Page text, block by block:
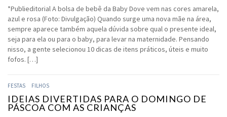
*Publieditorial A bolsa de bebê da Baby Dove vem nas cores amarela,
azul e rosa (Foto: Divulgação) Quando surge uma nova mãe na área,
sempre aparece também aquela dúvida sobre qual o presente ideal,
seja para ela ou para o baby, para levar na maternidade. Pensando
nisso, a gente selecionou 10 dicas de itens práticos, úteis e muito
fofos. […]
FESTAS FILHOS
IDEIAS DIVERTIDAS PARA O DOMINGO DE
PÁSCOA COM AS CRIANÇAS